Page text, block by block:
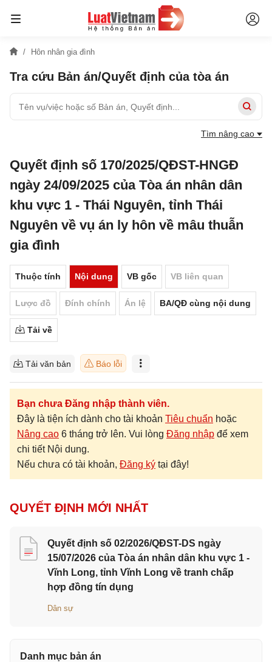
Hôn nhân gia đình
Tra cứu Bản án/Quyết định của tòa án
Tìm nâng cao
Quyết định số 170/2025/QĐST-HNGĐ
ngày 24/09/2025 của Tòa án nhân dân
khu vực 1 - Thái Nguyên, tỉnh Thái
Nguyên về vụ án ly hôn về mâu thuẫn
gia đình
Thuộc tính Nội dung VB gốc VB liên quan
Lược đồ Đính chính Án lệ BA/QĐ cùng nội dung
Tải về
Tải văn bản Báo lỗi
Bạn chưa Đăng nhập thành viên.
Đây là tiện ích dành cho tài khoản Tiêu chuẩn hoặc
Nâng cao 6 tháng trở lên. Vui lòng Đăng nhập để xem
chi tiết Nội dung.
Nếu chưa có tài khoản, Đăng ký tại đây!
QUYẾT ĐỊNH MỚI NHẤT
Quyết định số 02/2026/QĐST-DS ngày
15/07/2026 của Tòa án nhân dân khu vực 1 -
Vĩnh Long, tỉnh Vĩnh Long về tranh chấp
hợp đồng tín dụng
Dân sự
Danh mục bản án